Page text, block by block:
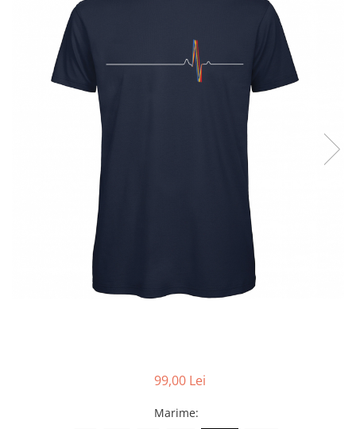
Bluze de trening | Bluze tehnice
Pantaloni
Șepci și căciuli
Simboluri tradiționale
Tricouri cu mesaje de bine
Tricouri de poveste
Colecții speciale
99,00 Lei
Marime: